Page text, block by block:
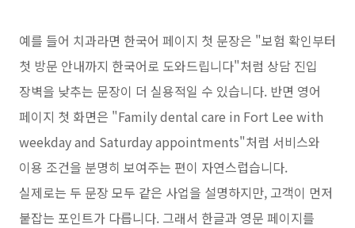
예를 들어 치과라면 한국어 페이지 첫 문장은 "보험 확인부터
첫 방문 안내까지 한국어로 도와드립니다"처럼 상담 진입
장벽을 낮추는 문장이 더 실용적일 수 있습니다. 반면 영어
페이지 첫 화면은 "Family dental care in Fort Lee with
weekday and Saturday appointments"처럼 서비스와
이용 조건을 분명히 보여주는 편이 자연스럽습니다.
실제로는 두 문장 모두 같은 사업을 설명하지만, 고객이 먼저
붙잡는 포인트가 다릅니다. 그래서 한글과 영문 페이지를